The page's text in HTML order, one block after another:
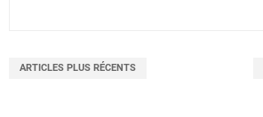
ARTICLES PLUS RÉCENTS